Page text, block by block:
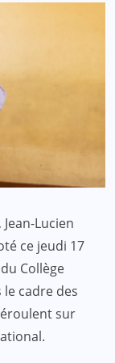
Lucien
ce jeudi 17
Collège
cadre des
sur